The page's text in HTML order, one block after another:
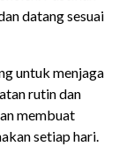
datang sesuai
untuk menjaga
rutin dan
membuat
setiap hari.